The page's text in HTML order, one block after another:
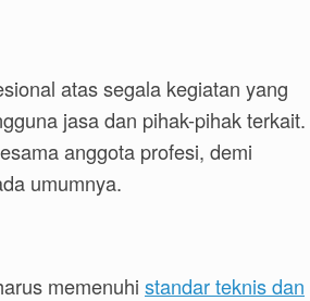
atas segala kegiatan yang
jasa dan pihak-pihak terkait.
anggota profesi, demi
umumnya.
memenuhi standar teknis dan